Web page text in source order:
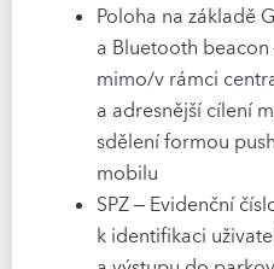
Poloha na základě
a Bluetooth
mimo/v rámci
a adresnější cílení
sdělení formou
mobilu
SPZ – Evidenční
k identifikaci